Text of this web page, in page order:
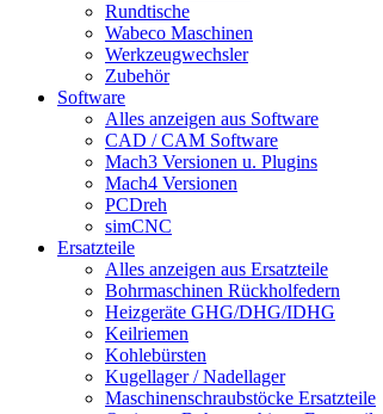
Rundtische
Wabeco Maschinen
Werkzeugwechsler
Zubehör
Software
Alles anzeigen aus Software
CAD / CAM Software
Mach3 Versionen u. Plugins
Mach4 Versionen
PCDreh
simCNC
Ersatzteile
Alles anzeigen aus Ersatzteile
Bohrmaschinen Rückholfedern
Heizgeräte GHG/DHG/IDHG
Keilriemen
Kohlebürsten
Kugellager / Nadellager
Maschinenschraubstöcke Ersatzteile